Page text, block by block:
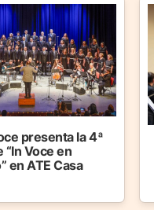
presenta la 4ª
“In Voce en
en ATE Casa